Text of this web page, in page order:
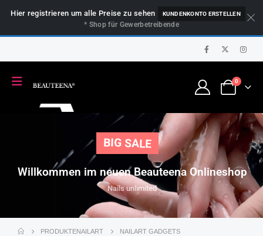
Hier registrieren um alle Preise zu sehen KUNDENKONTO ERSTELLEN
* Shop für Gewerbetreibende
0
BIG SALE
Willkommen im neuen Beauteena Onlineshop
Nails unlimited
PRODUKTENAILART NAILART GADGETS